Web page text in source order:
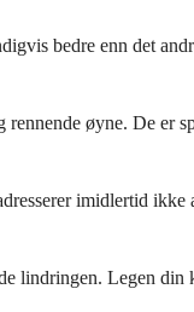
bedre enn det
øyne. De er
imidlertid
lindringen. Legen